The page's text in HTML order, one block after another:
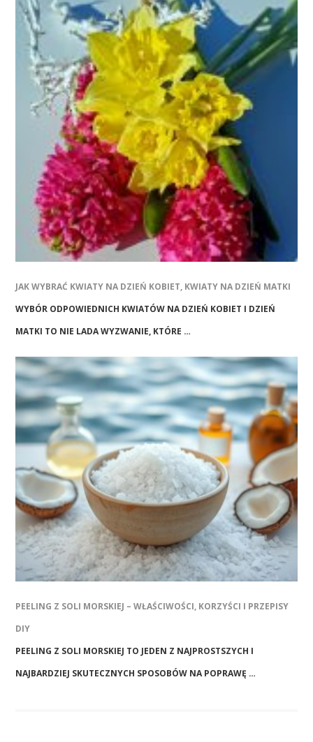
JAK WYBRAĆ KWIATY NA DZIEŃ KOBIET, KWIATY NA DZIEŃ MATKI
WYBÓR ODPOWIEDNICH KWIATÓW NA DZIEŃ KOBIET I DZIEŃ
MATKI TO NIE LADA WYZWANIE, KTÓRE …
PEELING Z SOLI MORSKIEJ – WŁAŚCIWOŚCI, KORZYŚCI I PRZEPISY
DIY
PEELING Z SOLI MORSKIEJ TO JEDEN Z NAJPROSTSZYCH I
NAJBARDZIEJ SKUTECZNYCH SPOSOBÓW NA POPRAWĘ …